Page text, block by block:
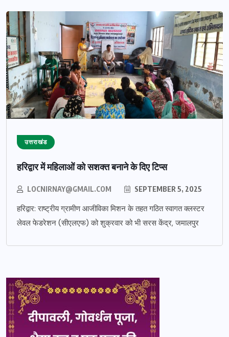
उत्तराखंड
हरिद्वार में महिलाओं को सशक्त बनाने के दिए टिप्स
LOCNIRNAY@GMAIL.COM SEPTEMBER 5, 2025
हरिद्वार: राष्ट्रीय ग्रामीण आजीविका मिशन के तहत गठित स्वागत क्लस्टर
लेवल फेडरेशन (सीएलएफ) को शुक्रवार को भी सरस केंद्र, जमालपुर